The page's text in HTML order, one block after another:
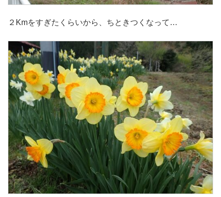
２Kmをすぎたくらいから、ちときつくなって…